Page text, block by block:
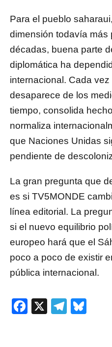
Para el pueblo
dimensión todavía más
décadas, buena parte
diplomática ha
internacional. Cada
desaparece de los
tiempo, consolida
normaliza
que Naciones Unidas
pendiente de
La gran pregunta que
es si TV5MONDE
línea editorial. La
si el nuevo equilibrio
europeo hará que el
poco a poco de existir
pública internacional.
Facebook
X